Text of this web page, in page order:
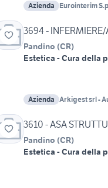
Azienda Eurointerim
3694 - INFERMIERE/
Pandino (CR)
Estetica - Cura della
Azienda Arkigest srl -
3610 - ASA
Pandino (CR)
Estetica - Cura della